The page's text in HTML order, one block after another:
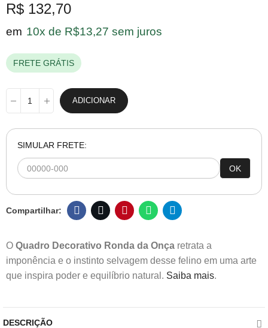
R$ 132,70
em 10x de R$13,27 sem juros
FRETE GRÁTIS
ADICIONAR
SIMULAR FRETE:
OK
O Quadro Decorativo Ronda da Onça retrata a
imponência e o instinto selvagem desse felino em uma arte
que inspira poder e equilíbrio natural. Saiba mais.
DESCRIÇÃO